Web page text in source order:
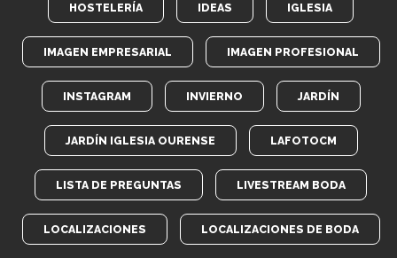
HOSTELERÍA IDEAS IGLESIA
IMAGEN EMPRESARIAL IMAGEN PROFESIONAL
INSTAGRAM INVIERNO JARDÍN
JARDÍN IGLESIA OURENSE LAFOTOCM
LISTA DE PREGUNTAS LIVESTREAM BODA
LOCALIZACIONES LOCALIZACIONES DE BODA